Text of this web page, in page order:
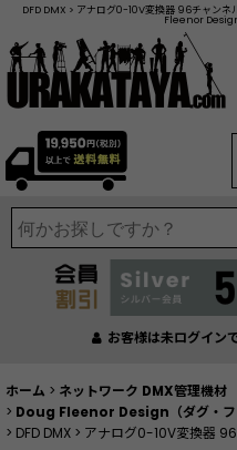
DFD DMX > アナログ0-10V変換器 96チャン
Fleenor
お客様は未ログイン
ホーム > ネットワーク DMX管理機材
> Doug Fleenor Design（ダグ・フ
> DFD DMX > アナログ0-10V変換器